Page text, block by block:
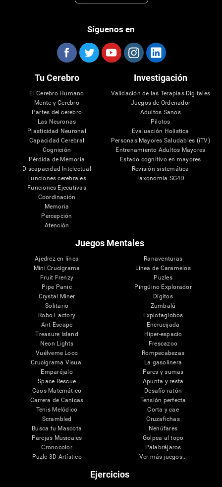
Síguenos en
Tu Cerebro
El Cerebro Humano
Mente y Cerebro
Partes del cerebro
Las Neuronas
Plasticidad Neuronal
Capacidad Cerebral
Cognición
Pérdida de Memoria
Discapacidad Intelectual
Funciones cerebrales
Funciones Ejecutivas
Coordinación
Memoria
Percepción
Atención
Investigación
Validación de las Terapias Digitales
Juegos de Ordenador
Adultos Sanos
Pilotos
Evaluación Holistica
Personas Mayores Saludables (iTV)
Entrenamiento Adultos Mayores
Estado cognitivo en mayores
Revisión sistemática
Taxonomía SG4D
Juegos Mentales
Ajedrez en línea
Mini Crucigrama
Fruit Frenzy
Pipe Panic
Crystal Miner
Solitario
Robo Factory
Ant Escape
Treasure Island
Neon Lights
Vuélveme Loco
Crucigrama Visual
Emparéjalo
Space Rescue
Caos Matemático
Carrera de Canicas
Tenis Melódico
Scrambled
Busca tu Mascota
Parejas Musicales
Cronocolor
Puzle 3D Artístico
Ranaventuras
Línea de Caramelos
Puzles
Pingüino Explorador
Dígitos
Zumbalú
Explotaglobos
Encrucijada
Hiper-espacio
Frescazoo
Rompecabezas
La gasolinera
Pares y sumas
Apunta y resta
Desafío ratón
Tensión perfecta
Corta y cae
Cruzafichas
Nenúfares
Golpea al topo
Palabrájaros
Ver más juegos...
Ejercicios